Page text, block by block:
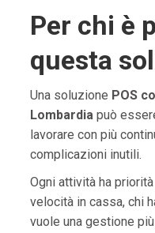
Per chi è
questa
Una soluzione POS
Lombardiapuò
lavorare con più
complicazioni inutili.
Ogni attività ha
velocità in cassa, chi
vuole una gestione